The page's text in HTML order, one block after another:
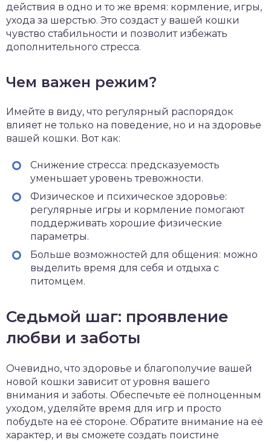
действия в одно и то же время: кормление, игры,
ухода за шерстью. Это создаст у вашей кошки
чувство стабильности и позволит избежать
дополнительного стресса.
Чем важен режим?
Имейте в виду, что регулярный распорядок
влияет не только на поведение, но и на здоровье
вашей кошки. Вот как:
Снижение стресса: предсказуемость
уменьшает уровень тревожности.
Физическое и психическое здоровье:
регулярные игры и кормление помогают
поддерживать хорошие физические
параметры.
Больше возможностей для общения: можно
выделить время для себя и отдыха с
питомцем.
Седьмой шаг: проявление
любви и заботы
Очевидно, что здоровье и благополучие вашей
новой кошки зависит от уровня вашего
внимания и заботы. Обеспечьте её полноценным
уходом, уделяйте время для игр и просто
побудьте на её стороне. Обратите внимание на её
характер, и вы сможете создать поистине